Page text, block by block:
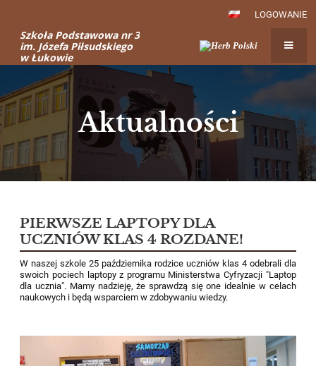
LOGOWANIE
Szkoła Podstawowa nr 3
im. Józefa Piłsudskiego
w Łukowie
Aktualności
PIERWSZE LAPTOPY DLA
UCZNIÓW KLAS 4 ROZDANE!
W naszej szkole 25 października rodzice uczniów klas 4 odebrali dla
swoich pociech laptopy z programu Ministerstwa Cyfryzacji "Laptop
dla ucznia". Mamy nadzieję, że sprawdzą się one idealnie w celach
naukowych i będą wsparciem w zdobywaniu wiedzy.